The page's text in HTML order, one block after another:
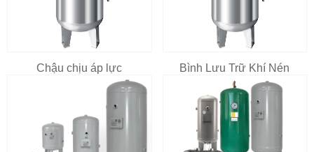
Chậu chịu áp lực Bình Lưu Trữ Khí Nén